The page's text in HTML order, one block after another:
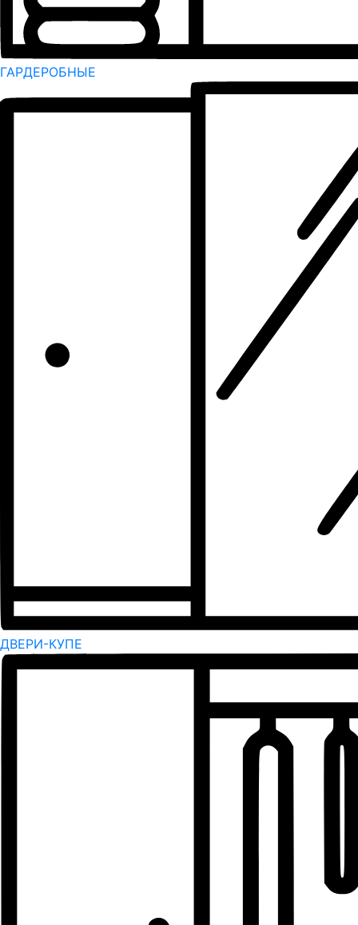
ГАРДЕРОБНЫЕ
ДВЕРИ-КУПЕ